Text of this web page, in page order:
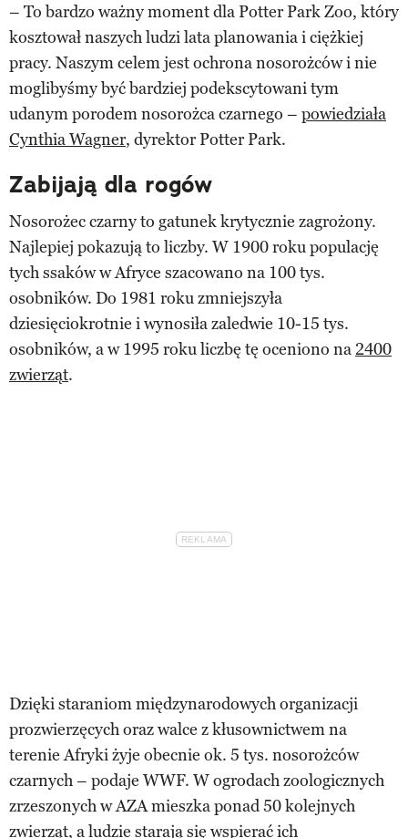
– To bardzo ważny moment dla Potter Park Zoo, który
kosztował naszych ludzi lata planowania i ciężkiej
pracy. Naszym celem jest ochrona nosorożców i nie
moglibyśmy być bardziej podekscytowani tym
udanym porodem nosorożca czarnego – powiedziała
Cynthia Wagner, dyrektor Potter Park.
Zabijają dla rogów
Nosorożec czarny to gatunek krytycznie zagrożony.
Najlepiej pokazują to liczby. W 1900 roku populację
tych ssaków w Afryce szacowano na 100 tys.
osobników. Do 1981 roku zmniejszyła
dziesięciokrotnie i wynosiła zaledwie 10-15 tys.
osobników, a w 1995 roku liczbę tę oceniono na2400
zwierząt.
Dzięki staraniom międzynarodowych organizacji
prozwierzęcych oraz walce z kłusownictwem na
terenie Afryki żyje obecnie ok. 5 tys. nosorożców
czarnych – podaje WWF. W ogrodach zoologicznych
zrzeszonych w AZA mieszka ponad 50 kolejnych
zwierząt, a ludzie starają się wspierać ich